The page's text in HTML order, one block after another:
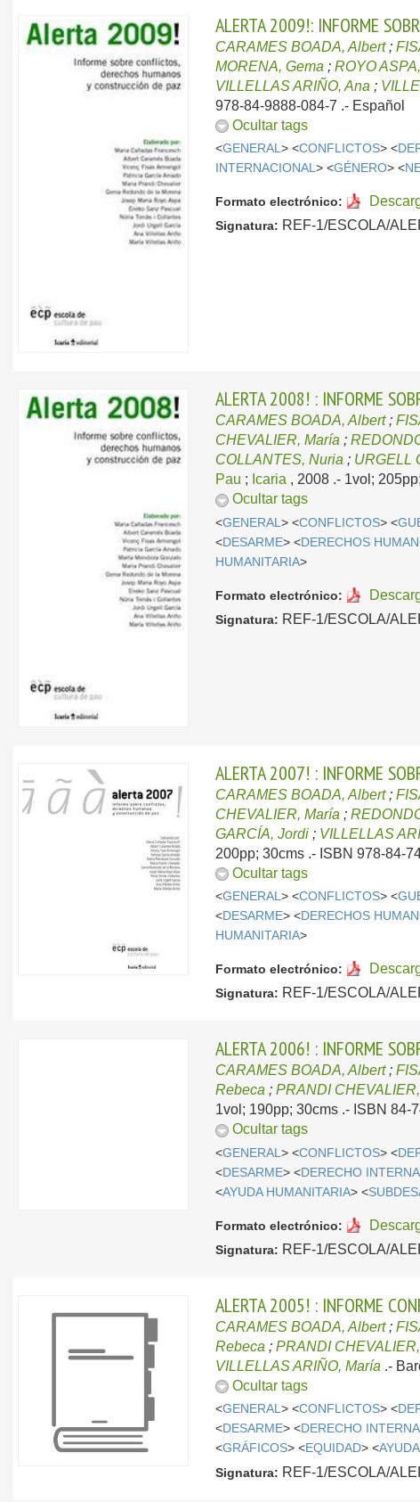
ALERTA 2009!: INFORME
CARAMES BOADA, Albert;
MORENA, Gema ;ROYO
VILLELLAS ARIÑO, Ana ;
978-84-9888-084-7 .- Español
Ocultar tags
<GENERAL> <CONFLICTOS> <
INTERNACIONAL> <GÉNERO> <
Formato electrónico:
Signatura: REF-1/ESCOLA/
ALERTA 2008! : INFORME
CARAMES BOADA, Albert;
CHEVALIER, María ;
COLLANTES, Nuria ; URGELL
Pau ; Icaria , 2008 .- 1vol;
Ocultar tags
<GENERAL> <CONFLICTOS> <
<DESARME> <DERECHOS
HUMANITARIA>
Formato electrónico:
Signatura: REF-1/ESCOLA/
ALERTA 2007! : INFORME
CARAMES BOADA, Albert;
CHEVALIER, María ;
GARCÍA, Jordi ; VILLELLAS
200pp; 30cms .- ISBN 978-84-
Ocultar tags
<GENERAL> <CONFLICTOS> <
<DESARME> <DERECHOS
HUMANITARIA>
Formato electrónico:
Signatura: REF-1/ESCOLA/
ALERTA 2006! : INFORME
CARAMES BOADA, Albert;
Rebeca ;PRANDI
1vol; 190pp; 30cms .- ISBN 84-
Ocultar tags
<GENERAL> <CONFLICTOS> <
<DESARME> <DERECHO
<AYUDA HUMANITARIA> <
Formato electrónico:
Signatura: REF-1/ESCOLA/
ALERTA 2005! : INFORME
CARAMES BOADA, Albert;
Rebeca ;PRANDI
VILLELLAS ARIÑO, María .-
Ocultar tags
<GENERAL> <CONFLICTOS> <
<DESARME> <DERECHO
<GRÁFICOS> <EQUIDAD> <
Signatura: REF-1/ESCOLA/